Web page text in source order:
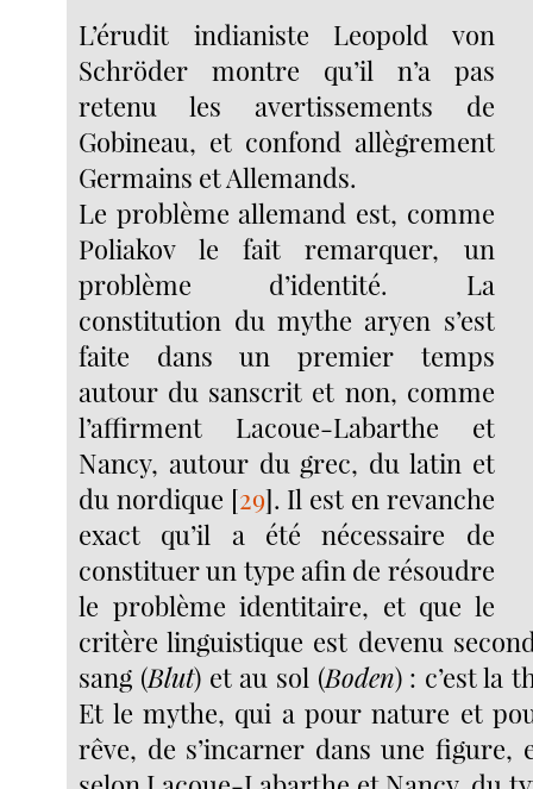
L’érudit indianiste Leopold von
Schröder montre qu’il n’a pas
retenu les avertissements de
Gobineau, et confond allègrement
Germains et Allemands.
Le problème allemand est, comme
Poliakov le fait remarquer, un
problème d’identité. La
constitution du mythe aryen s’est
faite dans un premier temps
autour du sanscrit et non, comme
l’affirment Lacoue-Labarthe et
Nancy, autour du grec, du latin et
du nordique [29]. Il est en revanche
exact qu’il a été nécessaire de
constituer un type afin de résoudre
le problème identitaire, et que le
critère linguistique est devenu
sang (Blut) et au sol (Boden) : c’est la
Et le mythe, qui a pour nature et
rêve, de s’incarner dans une figure,